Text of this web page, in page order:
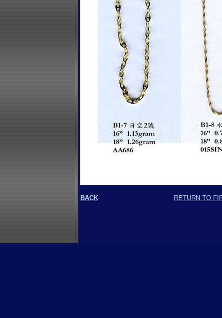
BACK RETURN TO